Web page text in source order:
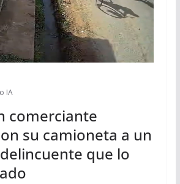
IA
comerciante
su camioneta a un
que lo